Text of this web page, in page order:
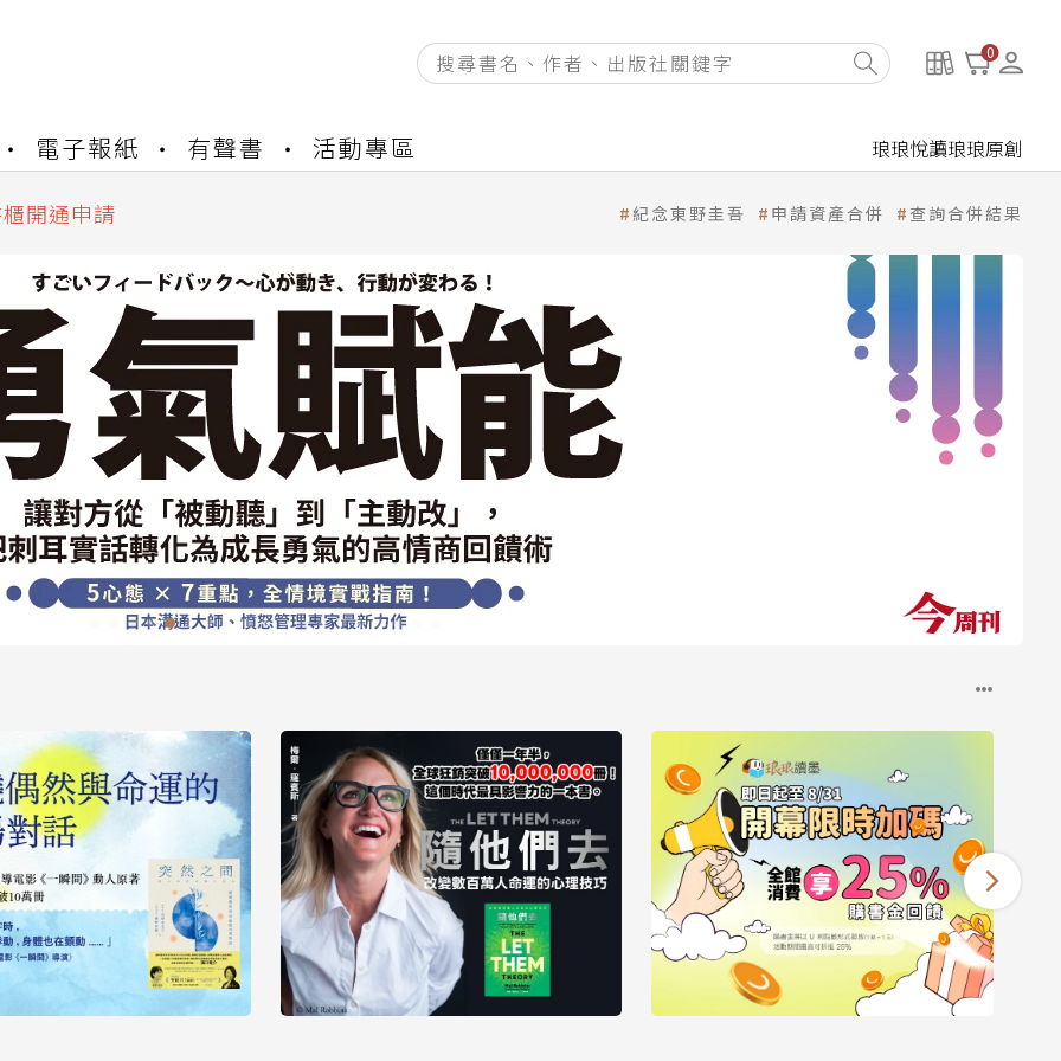
0
電子報紙 有聲書 活動專區 琅琅悅讀琅琅原創
合併結果查詢
開通申請
產合併申請圖文教學
合併結果查詢
站同步暫停部分閱讀服務
紀念東野圭吾 申請資產合併 查詢合併結果